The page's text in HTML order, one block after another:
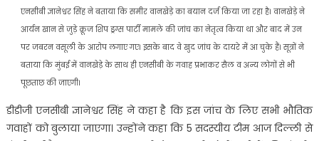
एनसीबी ज्ञानेश्वर सिंह ने बताया कि समीर वानखेड़े का बयान दर्ज किया जा रहा है। वानखेड़े ने
आर्यन खान से जुड़े क्रूज शिप ड्रग्स पार्टी मामले की जांच का नेतृत्व किया था और बाद में उन
पर जबरन वसूली के आरोप लगाए गए। इसके बाद वे खुद जांच के दायरे में आ चुके हैं। सूत्रों ने
बताया कि मुंबई में वानखेड़े के साथ ही एनसीबी के गवाह प्रभाकर सैल व अन्य लोगों से भी
पूछताछ की जाएगी।
डीडीजी एनसीबी ज्ञानेश्वर सिंह ने कहा है कि इस जांच के लिए सभी भौतिक
गवाहों को बुलाया जाएगा। उन्होंने कहा कि 5 सदस्यीय टीम आज दिल्ली से